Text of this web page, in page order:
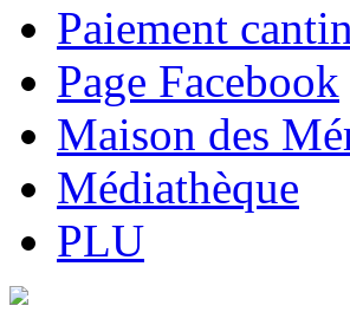
Paiement
Page Facebook
Maison des
Médiathèque
PLU